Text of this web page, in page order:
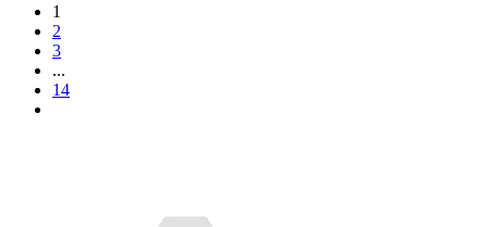
1
2
3
...
14